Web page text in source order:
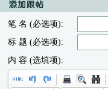
笔 名 (必选项):
标 题 (必选项):
内 容 (选填项):